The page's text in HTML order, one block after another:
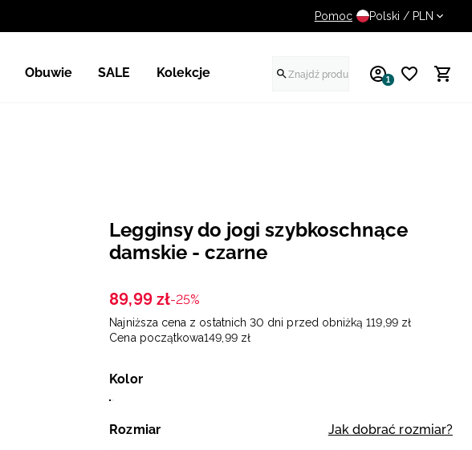
14 dni na darmowy zwrot
Pomoc Polski / PLN
Obuwie SALE Kolekcje 1
Legginsy do jogi szybkoschnące
damskie - czarne
89,99 zł-25%
Najniższa cena z ostatnich 30 dni przed obniżką 119 99 zł
Cena początkowa149 99 zł
Kolor
Rozmiar Jak dobrać rozmiar?